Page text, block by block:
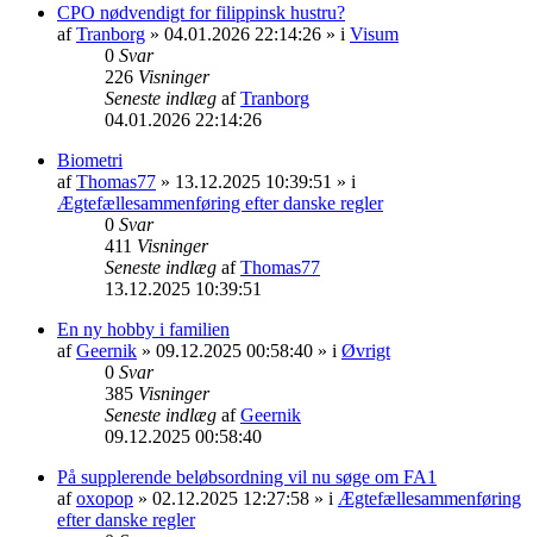
CPO nødvendigt for filippinsk hustru?
afTranborg » 04.01.2026 22:14:26 » i Visum
0 Svar
226 Visninger
Seneste indlæg afTranborg
04.01.2026 22:14:26
Biometri
afThomas77 » 13.12.2025 10:39:51 » i
Ægtefællesammenføring efter danske regler
0 Svar
411 Visninger
Seneste indlæg afThomas77
13.12.2025 10:39:51
En ny hobby i familien
afGeernik » 09.12.2025 00:58:40 » i Øvrigt
0 Svar
385 Visninger
Seneste indlæg afGeernik
09.12.2025 00:58:40
På supplerende beløbsordning vil nu søge om FA1
afoxopop » 02.12.2025 12:27:58 » i Ægtefællesammenføring
efter danske regler